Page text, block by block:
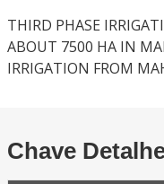
THIRD PHASE
ABOUT 7500 HA IN
IRRIGATION FROM
Chave